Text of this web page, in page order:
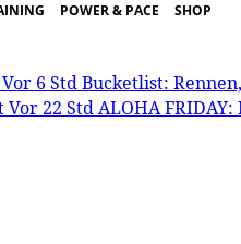
POWER & PACE SHOP
Vor 6 StdBucketlist:
Vor 22 StdALOHA